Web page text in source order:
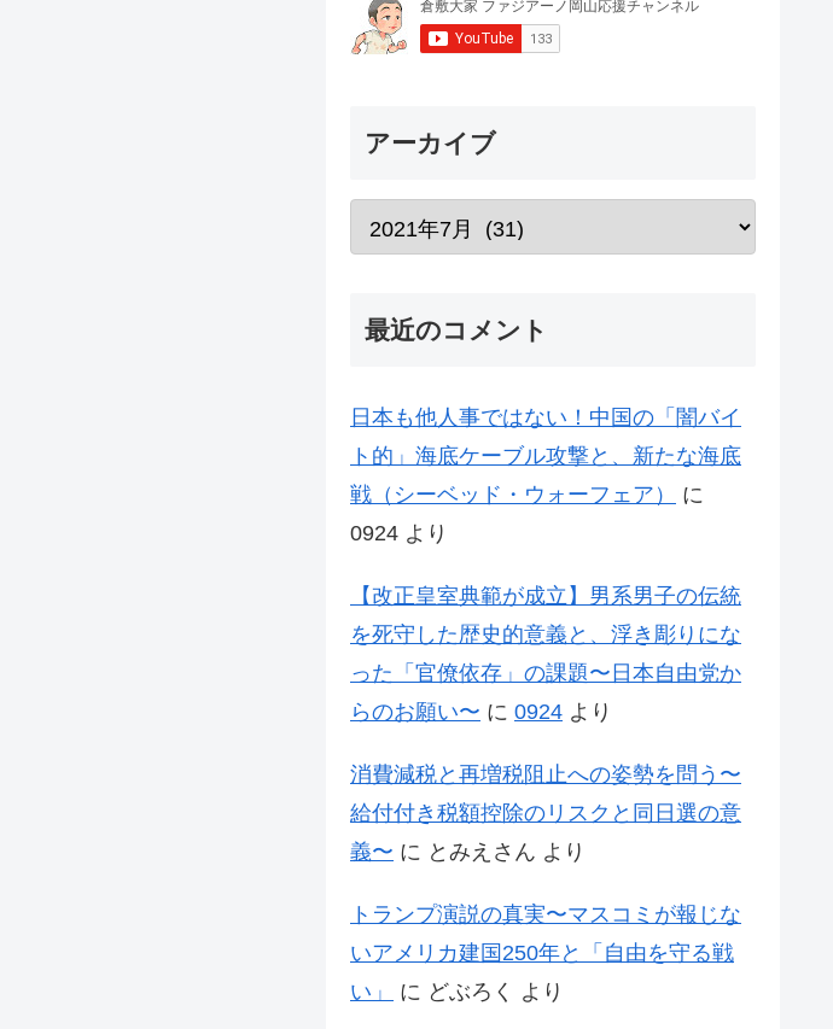
アーカイブ
最近のコメント
日本も他人事ではない！中国の「闇バイ
ト的」海底ケーブル攻撃と、新たな海底
戦（シーベッド・ウォーフェア）
に
0924 より
【改正皇室典範が成立】男系男子の伝統
を死守した歴史的意義と、浮き彫りにな
った「官僚依存」の課題〜日本自由党か
らのお願い〜 に 0924 より
消費減税と再増税阻止への姿勢を問う〜
給付付き税額控除のリスクと同日選の意
義〜 に とみえさん より
トランプ演説の真実〜マスコミが報じな
いアメリカ建国250年と「自由を守る戦
い」
に どぶろく より